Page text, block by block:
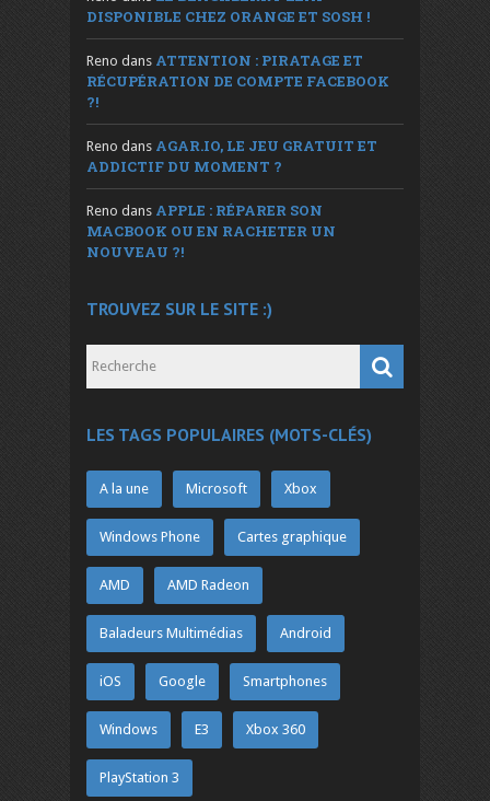
DISPONIBLE CHEZ ORANGE ET SOSH !
Reno dans ATTENTION : PIRATAGE ET
RÉCUPÉRATION DE COMPTE FACEBOOK
?!
Reno dans AGAR.IO, LE JEU GRATUIT ET
ADDICTIF DU MOMENT ?
Reno dans APPLE : RÉPARER SON
MACBOOK OU EN RACHETER UN
NOUVEAU ?!
TROUVEZ SUR LE SITE :)
LES TAGS POPULAIRES (MOTS-CLÉS)
A la une Microsoft Xbox
Windows Phone Cartes graphique
AMD AMD Radeon
Baladeurs Multimédias Android
iOS Google Smartphones
Windows E3 Xbox 360
PlayStation 3